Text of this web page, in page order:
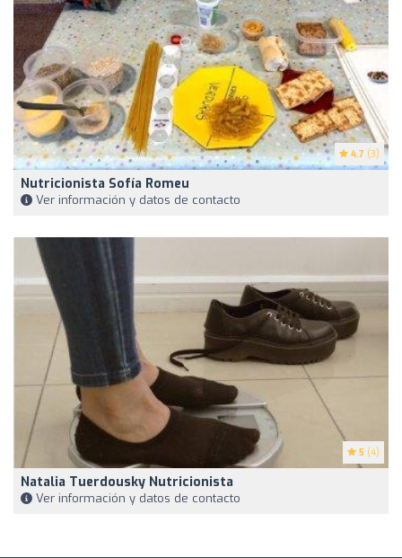
4.7 (3)
Nutricionista Sofía Romeu
Ver información y datos de contacto
5 (4)
Natalia Tuerdousky Nutricionista
Ver información y datos de contacto